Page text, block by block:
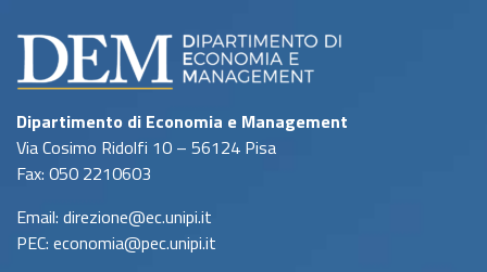
Dipartimento di Economia e Management
Via Cosimo Ridolfi 10 – 56124 Pisa
Fax: 050 2210603
Email: direzione@ec.unipi.it
PEC: economia@pec.unipi.it